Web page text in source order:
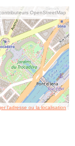
OpenStreetMap
l’adresse ou la localisation